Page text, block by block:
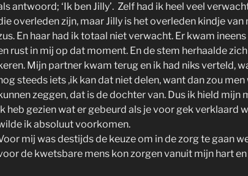
antwoord; ‘Ik ben Jilly’. Zelf had ik heel veel
overleden zijn, maar Jilly is het overleden kindje van
En haar had ik totaal niet verwacht. Er kwam
rust in mij op dat moment. En de stem herhaalde
Mijn partner kwam terug en ik had niks verteld,
steeds iets ,ik kan dat niet delen, want dan zou men
zeggen, dat is de dochter van. Dus ik hield mijn
heb gezien wat er gebeurd als je voor gek verklaard
ik absoluut voorkomen.
mij was destijds de keuze om in de zorg te gaan
de kwetsbare mens kon zorgen vanuit mijn hart en